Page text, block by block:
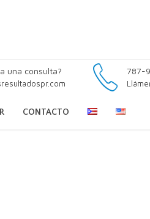
una consulta? 787-
CONTACTO